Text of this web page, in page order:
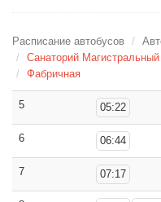
Расписание автобусов
Санаторий
Фабричная
5 05:22
6 06:44
7 07:17